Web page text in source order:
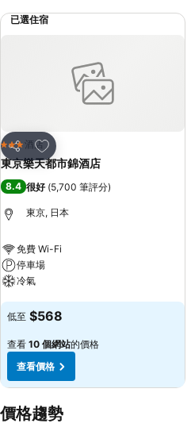
已選住宿
分享
放到收藏夾
3 星級酒店
東京樂天都市錦酒店
8.4 很好 (5,700 筆評分)
東京, 日本
免費 Wi-Fi
停車場
冷氣
查看價格
低至 $568
查看 10 個網站的價格
查看價格
價格趨勢